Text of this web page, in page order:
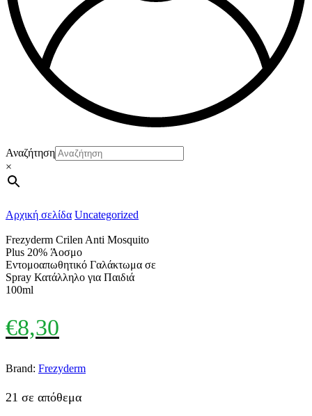
Αναζήτηση
×
Αρχική σελίδα Uncategorized
Frezyderm Crilen Anti Mosquito
Plus 20% Άοσμο
Εντομοαπωθητικό Γαλάκτωμα σε
Spray Κατάλληλο για Παιδιά
100ml
€8,30
Brand: Frezyderm
21 σε απόθεμα